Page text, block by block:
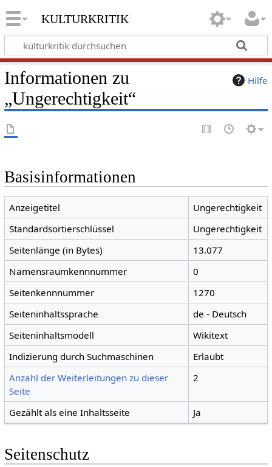
kulturkritik
Hilfe
Informationen zu
„Ungerechtigkeit“
Basisinformationen
Anzeigetitel
Ungerechtigkeit
Standardsortierschlüssel
Ungerechtigkeit
Seitenlänge (in Bytes)
13.077
Namensraumkennnummer
0
Seitenkennnummer
1270
Seiteninhaltssprache
de - Deutsch
Seiteninhaltsmodell
Wikitext
Indizierung durch Suchmaschinen
Erlaubt
Anzahl der Weiterleitungen zu dieser
Seite
2
Gezählt als eine Inhaltsseite Ja
Seitenschutz